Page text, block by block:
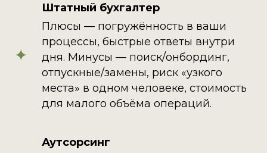
Штатный бухгалтер
Плюсы — погружённость в ваши
процессы, быстрые ответы внутри
дня. Минусы — поиск/онбординг,
отпускные/замены, риск «узкого
места» в одном человеке, стоимость
для малого объёма операций.
Аутсорсинг